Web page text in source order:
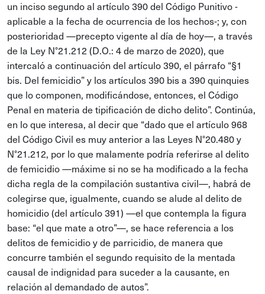
un inciso segundo al artículo 390 del Código Punitivo -
aplicable a la fecha de ocurrencia de los hechos-; y, con
posterioridad —precepto vigente al día de hoy—, a través
de la Ley N°21.212 (D.O.: 4 de marzo de 2020), que
intercaló a continuación del artículo 390, el párrafo “§1
bis. Del femicidio” y los artículos 390 bis a 390 quinquies
que lo componen, modificándose, entonces, el Código
Penal en materia de tipificación de dicho delito”. Continúa,
en lo que interesa, al decir que “dado que el artículo 968
del Código Civil es muy anterior a las Leyes N°20.480 y
N°21.212, por lo que malamente podría referirse al delito
de femicidio —máxime si no se ha modificado a la fecha
dicha regla de la compilación sustantiva civil—, habrá de
colegirse que, igualmente, cuando se alude al delito de
homicidio (del artículo 391) —el que contempla la figura
base: “el que mate a otro”—, se hace referencia a los
delitos de femicidio y de parricidio, de manera que
concurre también el segundo requisito de la mentada
causal de indignidad para suceder a la causante, en
relación al demandado de autos”.